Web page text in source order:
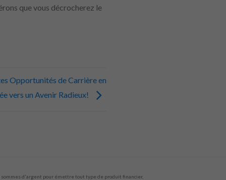
que vous décrocherez le
Opportunités de Carrière en
vers un Avenir Radieux!
sommes d'argent pour émettre tout type de produit financier,